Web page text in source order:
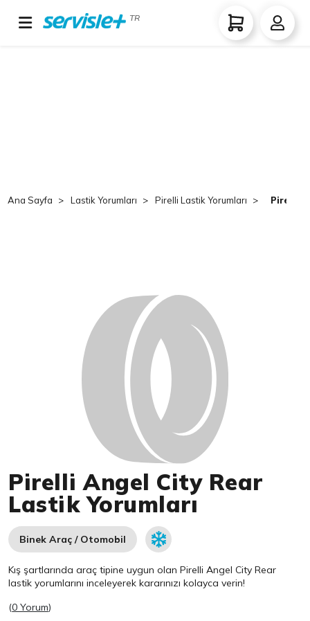
TR
Ana Sayfa Lastik Yorumları Pirelli Lastik Yorumları Pirelli
Pirelli Angel City Rear
Lastik Yorumları
Binek Araç / Otomobil
Kış şartlarında araç tipine uygun olanPirelli Angel City Rear
lastik yorumlarını inceleyerek kararınızı kolayca verin!
(0 Yorum)